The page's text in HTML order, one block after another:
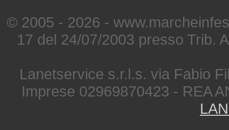
© 2005 - 2026 -
17 del 24/07/2003 presso Trib.
Lanetservice s.r.l.s. via Fabio
Imprese 02969870423 - REA